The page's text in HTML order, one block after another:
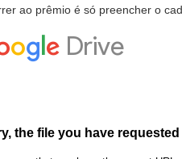
ao prêmio é só preencher o